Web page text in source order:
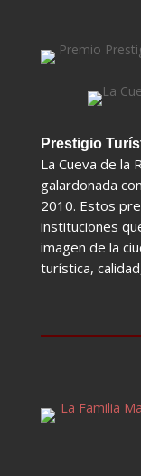
Prestigio
La Cueva de la
galardonada
2010. Estos
instituciones
imagen de la
turística,